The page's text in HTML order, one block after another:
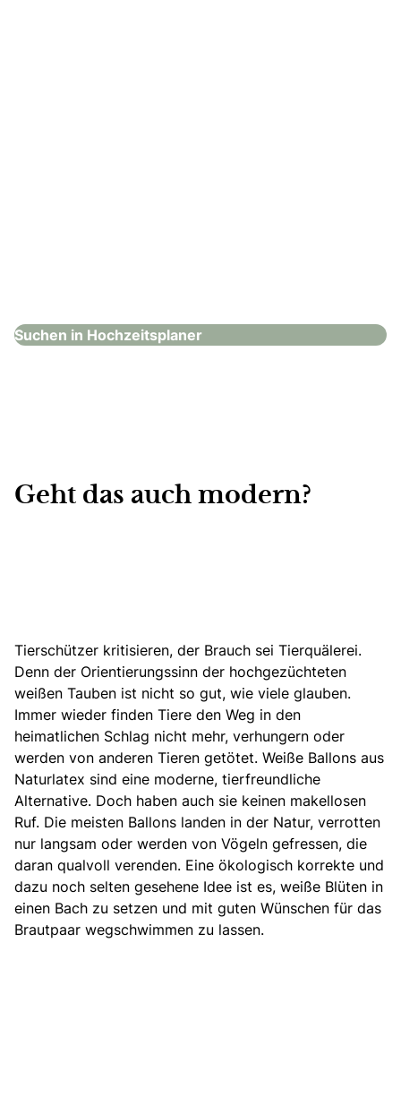
Suchen in Hochzeitsplaner
Geht das auch modern?
Tierschützer kritisieren, der Brauch sei Tierquälerei.
Denn der Orientierungssinn der hochgezüchteten
weißen Tauben ist nicht so gut, wie viele glauben.
Immer wieder finden Tiere den Weg in den
heimatlichen Schlag nicht mehr, verhungern oder
werden von anderen Tieren getötet. Weiße Ballons aus
Naturlatex sind eine moderne, tierfreundliche
Alternative. Doch haben auch sie keinen makellosen
Ruf. Die meisten Ballons landen in der Natur, verrotten
nur langsam oder werden von Vögeln gefressen, die
daran qualvoll verenden. Eine ökologisch korrekte und
dazu noch selten gesehene Idee ist es, weiße Blüten in
einen Bach zu setzen und mit guten Wünschen für das
Brautpaar wegschwimmen zu lassen.